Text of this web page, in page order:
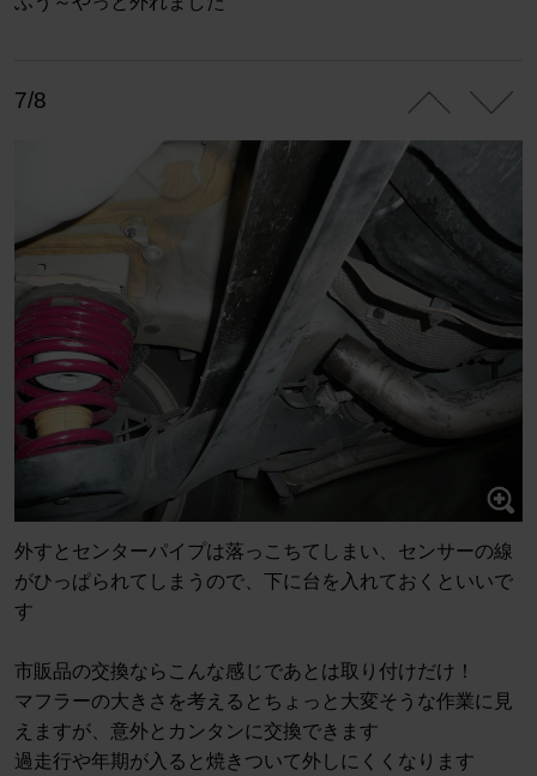
7/8
外すとセンターパイプは落っこちてしまい、センサーの線
がひっぱられてしまうので、下に台を入れておくといいで
す
市販品の交換ならこんな感じであとは取り付けだけ！
マフラーの大きさを考えるとちょっと大変そうな作業に見
えますが、意外とカンタンに交換できます
過走行や年期が入ると焼きついて外しにくくなります